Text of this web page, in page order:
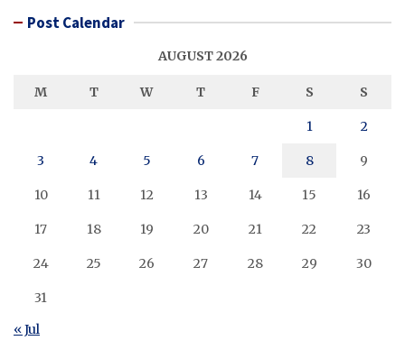
Post Calendar
AUGUST 2026
M T W T F S S
1 2
3 4 5 6 7 8 9
10 11 12 13 14 15 16
17 18 19 20 21 22 23
24 25 26 27 28 29 30
31
« Jul